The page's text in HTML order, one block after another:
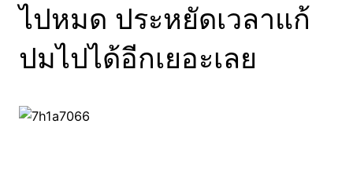
ไปหมด ประหยัดเวลาแก้
ปมไปได้อีกเยอะเลย